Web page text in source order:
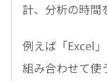
計、分析の時間
例えば「Excel
組み合わせて使